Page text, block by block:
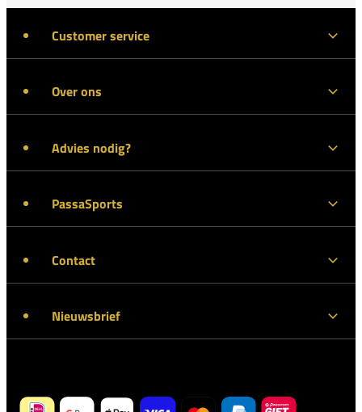
Customer service
Over ons
Advies nodig?
PassaSports
Contact
Nieuwsbrief